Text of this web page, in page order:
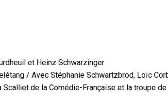
et Heinz Schwarzinger
/ Avec Stéphanie Schwartzbrod, Loïc
Scalliet de la Comédie-Française et la troupe